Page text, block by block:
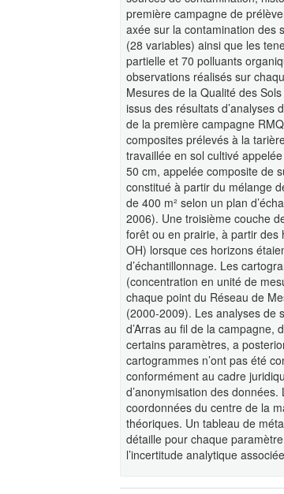
première campagne de
axée sur la contamination des
(28 variables) ainsi que les
partielle et 70 polluants
observations réalisés sur
Mesures de la Qualité des
issus des résultats
de la première campagne
composites prélevés à la
travaillée en sol cultivé
50 cm, appelée composite de
constitué à partir du mélange
de 400 m² selon un plan
2006). Une troisième couche
forêt ou en prairie, à partir
OH) lorsque ces horizons
d’échantillonnage. Les
(concentration en unité de
chaque point du Réseau de
(2000-2009). Les analyses de
d’Arras au fil de la
certains paramètres, a
cartogrammes n’ont pas été
conformément au cadre
d’anonymisation des
coordonnées du centre de la
théoriques. Un tableau de
détaille pour chaque
l’incertitude analytique